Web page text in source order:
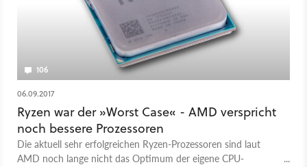
106
06.09.2017
Ryzen war der »Worst Case« - AMD verspricht
noch bessere Prozessoren
Die aktuell sehr erfolgreichen Ryzen-Prozessoren sind laut
AMD noch lange nicht das Optimum der eigene CPU-